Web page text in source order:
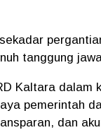
tanggung
Kaltara dalam
pemerintah
dan